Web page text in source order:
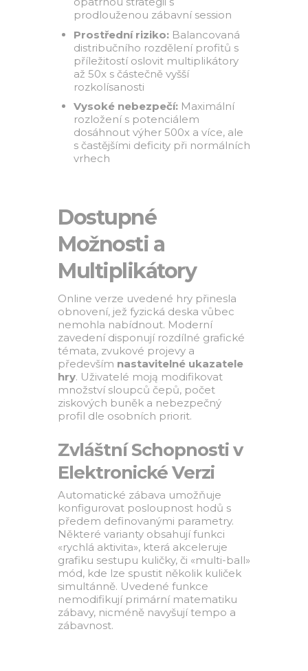
prodlouženou zábavní session
Prostřední riziko:Balancovaná
distribučního rozdělení profitů s
příležitostí oslovit multiplikátory
až 50x s částečně vyšší
rozkolísanosti
Vysoké nebezpečí:Maximální
rozložení s potenciálem
dosáhnout výher 500x a více, ale
s častějšími deficity při normálních
vrhech
Dostupné
Možnosti a
Multiplikátory
Online verze uvedené hry přinesla
obnovení, jež fyzická deska vůbec
nemohla nabídnout. Moderní
zavedení disponují rozdílné grafické
témata, zvukové projevy a
především nastavitelné ukazatele
hry. Uživatelé moją modifikovat
množství sloupců čepů, počet
ziskových buněk a nebezpečný
profil dle osobních priorit.
Zvláštní Schopnosti v
Elektronické Verzi
Automatické zábava umožňuje
konfigurovat posloupnost hodů s
předem definovanými parametry.
Některé varianty obsahují funkci
«rychlá aktivita», která akceleruje
grafiku sestupu kuličky, či «multi-ball»
mód, kde lze spustit několik kuliček
simultánně. Uvedené funkce
nemodifikují primární matematiku
zábavy, nicméně navyšují tempo a
zábavnost.